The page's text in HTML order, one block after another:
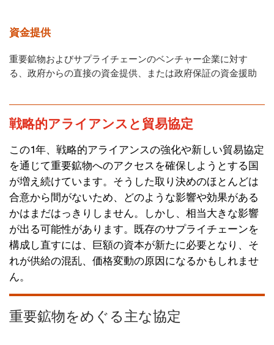
資金提供
重要鉱物およびサプライチェーンのベンチャー企業に対す
る、政府からの直接の資金提供、または政府保証の資金援助
戦略的アライアンスと貿易協定
この1年、戦略的アライアンスの強化や新しい貿易協定
を通じて重要鉱物へのアクセスを確保しようとする国
が増え続けています。そうした取り決めのほとんどは
合意から間がないため、どのような影響や効果がある
かはまだはっきりしません。しかし、相当大きな影響
が出る可能性があります。既存のサプライチェーンを
構成し直すには、巨額の資本が新たに必要となり、そ
れが供給の混乱、価格変動の原因になるかもしれませ
ん。
重要鉱物をめぐる主な協定